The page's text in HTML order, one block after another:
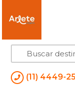
(11) 4449-